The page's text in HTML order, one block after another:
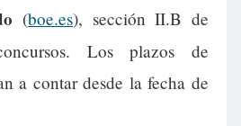
(boe.es), sección II.B de
Los plazos de
a contar desde la fecha de